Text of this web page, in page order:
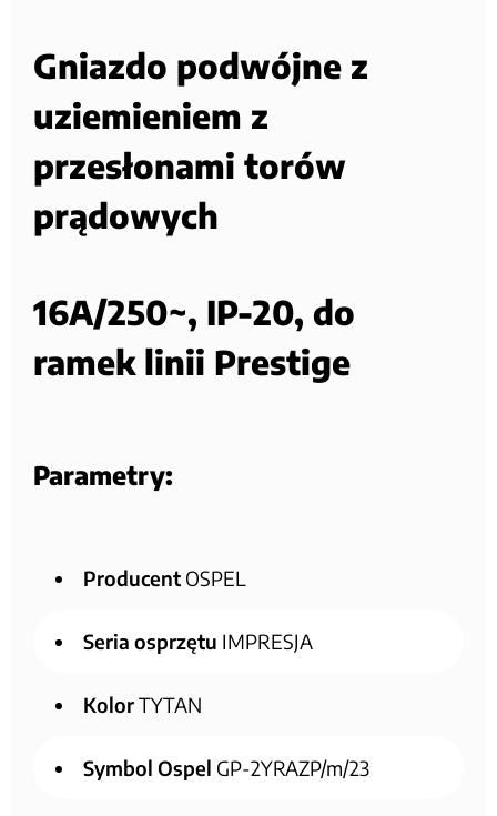
Gniazdo podwójne z
uziemieniem z
przesłonami torów
prądowych
16A/250~, IP-20, do
ramek linii Prestige
Parametry:
Producent OSPEL
Seria osprzętu IMPRESJA
KolorTYTAN
Symbol Ospel GP-2YRAZP/m/23